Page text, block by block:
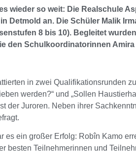
wieder so weit: Die Realschule
Detmold an. Die Schüler Malik
8 bis 10). Begleitet
den Schulkoordinatorinnen
in zwei Qualifikationsrunden
werden?“ und „Sollen
der Juroren. Neben ihrer
es ein großer Erfolg: Robîn Kamo
besten Teilnehmerinnen und